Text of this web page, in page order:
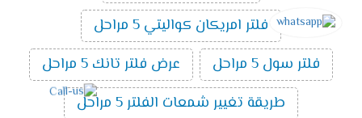
فلتر امريكان كواليتي 5 مراحل
فلتر سول 5 مراحل
عرض فلتر تانك 5 مراحل
طريقة تغيير شمعات الفلتر 5 مراحل